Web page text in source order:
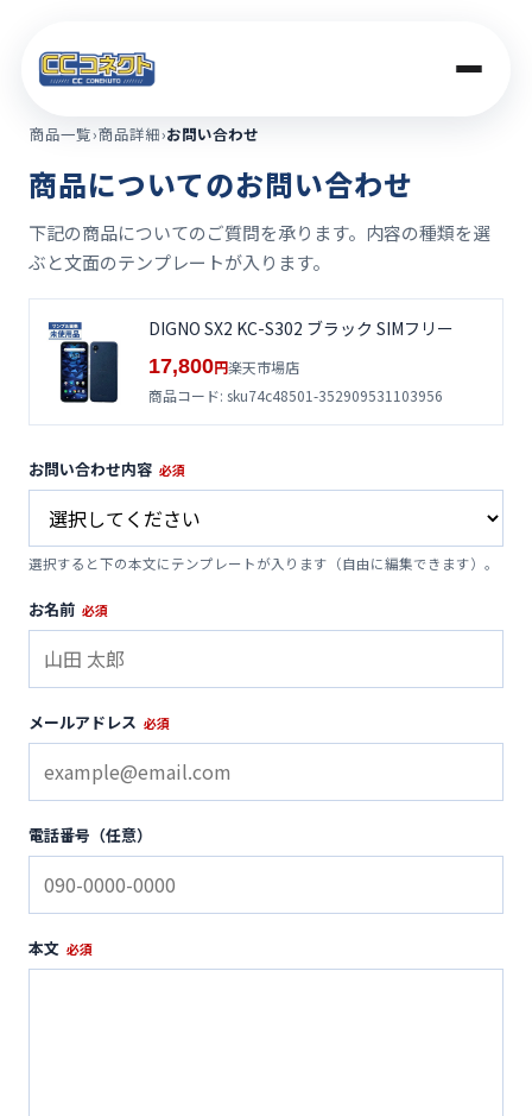
買取価格
店舗案内
法人のお客さま
便利ツール
商品一覧›商品詳細›お問い合わせ
商品についてのお問い合わせ
下記の商品についてのご質問を承ります。内容の種類を選
ぶと文面のテンプレートが入ります。
DIGNO SX2 KC-S302 ブラック SIMフリー
17,800円楽天市場店
商品コード: sku74c48501-352909531103956
お問い合わせ内容 必須
選択すると下の本文にテンプレートが入ります（自由に編集できます）。
お名前 必須
メールアドレス 必須
電話番号（任意）
本文 必須